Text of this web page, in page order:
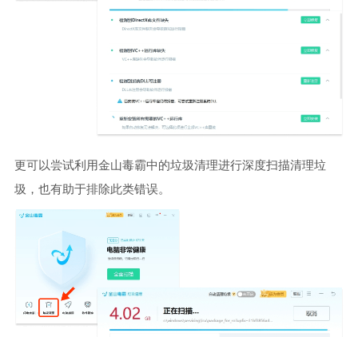
更可以尝试利用金山毒霸中的垃圾清理进行深度扫描清理垃
圾，也有助于排除此类错误。